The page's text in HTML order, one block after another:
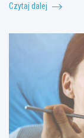
Czytaj dalej